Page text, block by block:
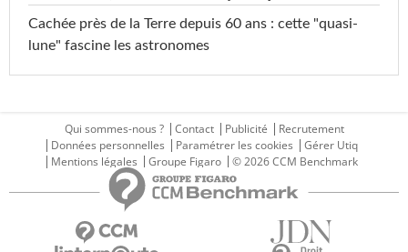
Cachée près de la Terre depuis 60 ans : cette "quasi-
lune" fascine les astronomes
Qui sommes-nous ? Contact Publicité
Recrutement
Données personnelles
Paramétrer les cookies
Gérer Utiq
Mentions légales
Groupe Figaro © 2026 CCM Benchmark